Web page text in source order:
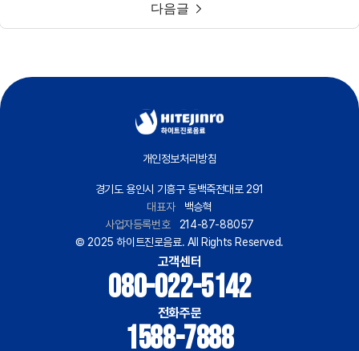
다음글
개인정보처리방침
경기도 용인시 기흥구 동백죽전대로 291
대표자
백승혁
사업자등록번호
214-87-88057
© 2025 하이트진로음료. All Rights Reserved.
고객센터
080-022-5142
전화주문
1588-7888